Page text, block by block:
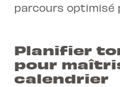
parcours optimisé
Planifier
pour
calendrier